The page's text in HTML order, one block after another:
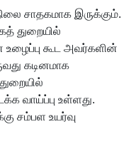
சாதகமாக இருக்கும்.
துறையில்
உழைப்பு கூட அவர்களின்
கடினமாக
வாய்ப்பு உள்ளது.
சம்பள உயர்வு